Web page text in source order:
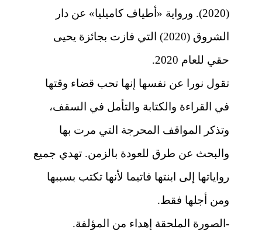
(2020). ورواية «أطياف كاميليا» عن دار
الشروق (2020) التي فازت بجائزة يحيى
حقي للعام 2020.
تقول نورا عن نفسها إنها تحب قضاء وقتها
في القراءة والكتابة والتأمل في السقف،
وتذكر المواقف المحرجة التي مرت بها
والبحث عن طرق للعودة بالزمن. تهدي جميع
رواياتها إلى ابنتها فاتيما لأنها تكتب بسببها
ومن أجلها فقط.
-الصورة الملحقة إهداء من المؤلفة.